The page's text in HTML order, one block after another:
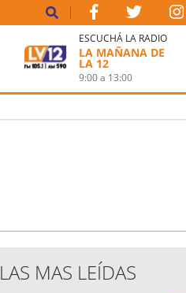
ESCUCHÁ LA RADIO
LA MAÑANA DE
LA 12
9:00a 13:00
LAS MAS LEÍDAS